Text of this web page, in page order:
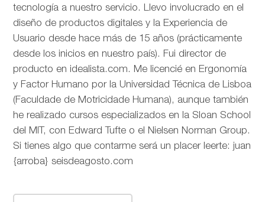
tecnología a nuestro servicio. Llevo involucrado en el
diseño de productos digitales y la Experiencia de
Usuario desde hace más de 15 años (prácticamente
desde los inicios en nuestro país). Fui director de
producto en idealista.com. Me licencié en Ergonomía
y Factor Humano por la Universidad Técnica de Lisboa
(Faculdade de Motricidade Humana), aunque también
he realizado cursos especializados en la Sloan School
del MIT, con Edward Tufte o el Nielsen Norman Group.
Si tienes algo que contarme será un placer leerte: juan
{arroba} seisdeagosto.com